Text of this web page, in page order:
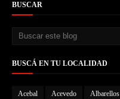
BUSCAR
BUSCÁ EN TU LOCALIDAD
Acebal Acevedo Albarellos